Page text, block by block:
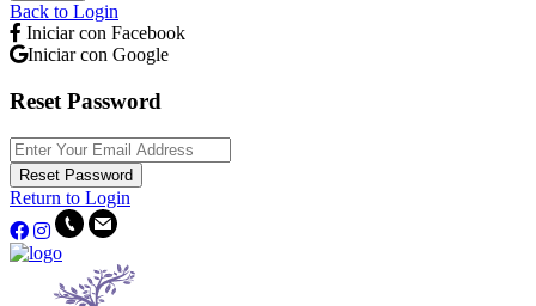
Back to Login
Iniciar con Facebook
Iniciar con Google
Reset Password
Reset Password
Return to Login